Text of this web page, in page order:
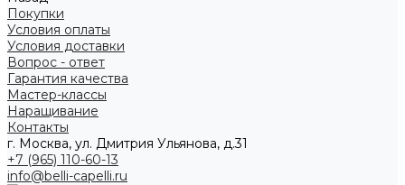
Покупки
Условия оплаты
Условия доставки
Вопрос - ответ
Гарантия качества
Мастер-классы
Наращивание
Контакты
г. Москва, ул. Дмитрия Ульянова, д.31
+7 (965) 110-60-13
info@belli-capelli.ru